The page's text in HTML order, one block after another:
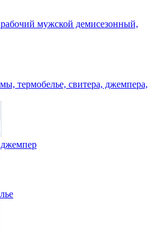
мужской демисезонный,
термобелье, свитера, джемпера,